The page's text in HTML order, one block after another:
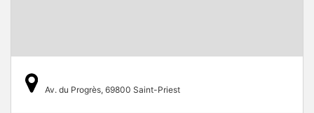
Av. du Progrès, 69800 Saint-Priest